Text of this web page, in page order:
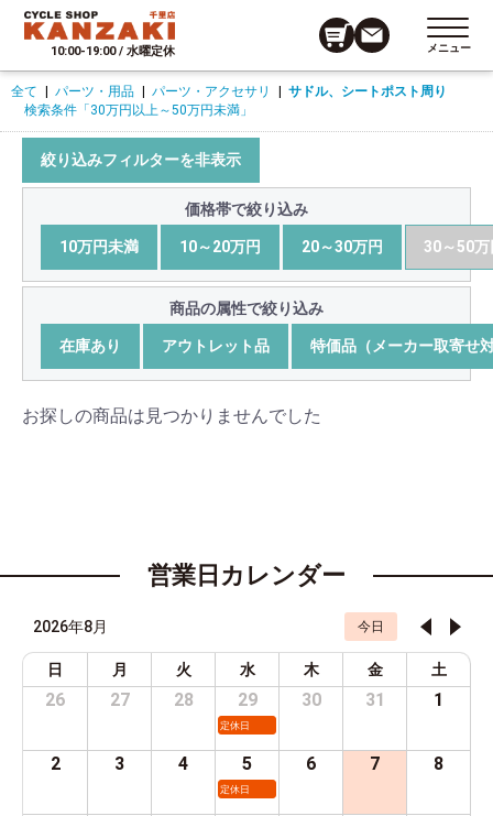
10:00-19:00 / 水曜定休 メニュー
全て パーツ・用品 パーツ・アクセサリ
サドル、シートポスト周り
検索条件 「30万円以上～50万円未満」
絞り込みフィルターを非表示
価格帯で絞り込み
10万円未満 10～20万円 20～30万円 30～50万
商品の属性で絞り込み
在庫あり アウトレット品 特価品（メーカー取寄せ
お探しの商品は見つかりませんでした
営業日カレンダー
2026年8月 今日
日 月 火 水 木 金 土
26 27 28 29
定休日
30 31 1
2 3 4 5
定休日
6 7 8